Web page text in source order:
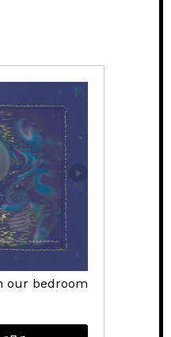
our bedroom